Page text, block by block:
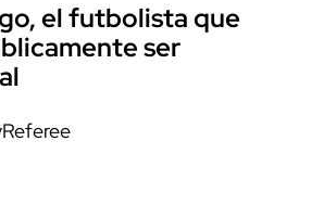
el futbolista que
ser